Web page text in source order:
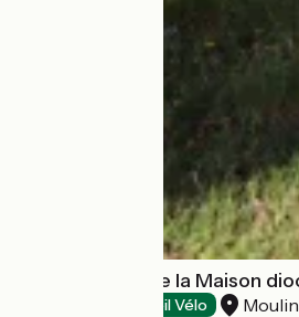
Aire naturelle de la Maison
Accueil Vélo